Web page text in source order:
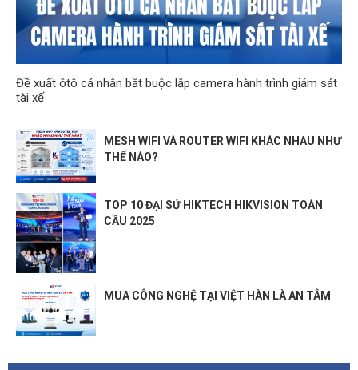
Đề xuất ôtô cá nhân bắt buộc lắp camera hành trình giám sát
tài xế
MESH WIFI VÀ ROUTER WIFI KHÁC NHAU NHƯ
THẾ NÀO?
TOP 10 ĐẠI SỨ HIKTECH HIKVISION TOÀN
CẦU 2025
MUA CÔNG NGHỆ TẠI VIỆT HÀN LÀ AN TÂM